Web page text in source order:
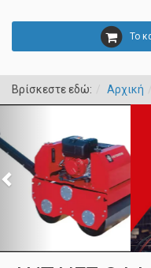
Το
Βρίσκεστε εδώ: Αρχική